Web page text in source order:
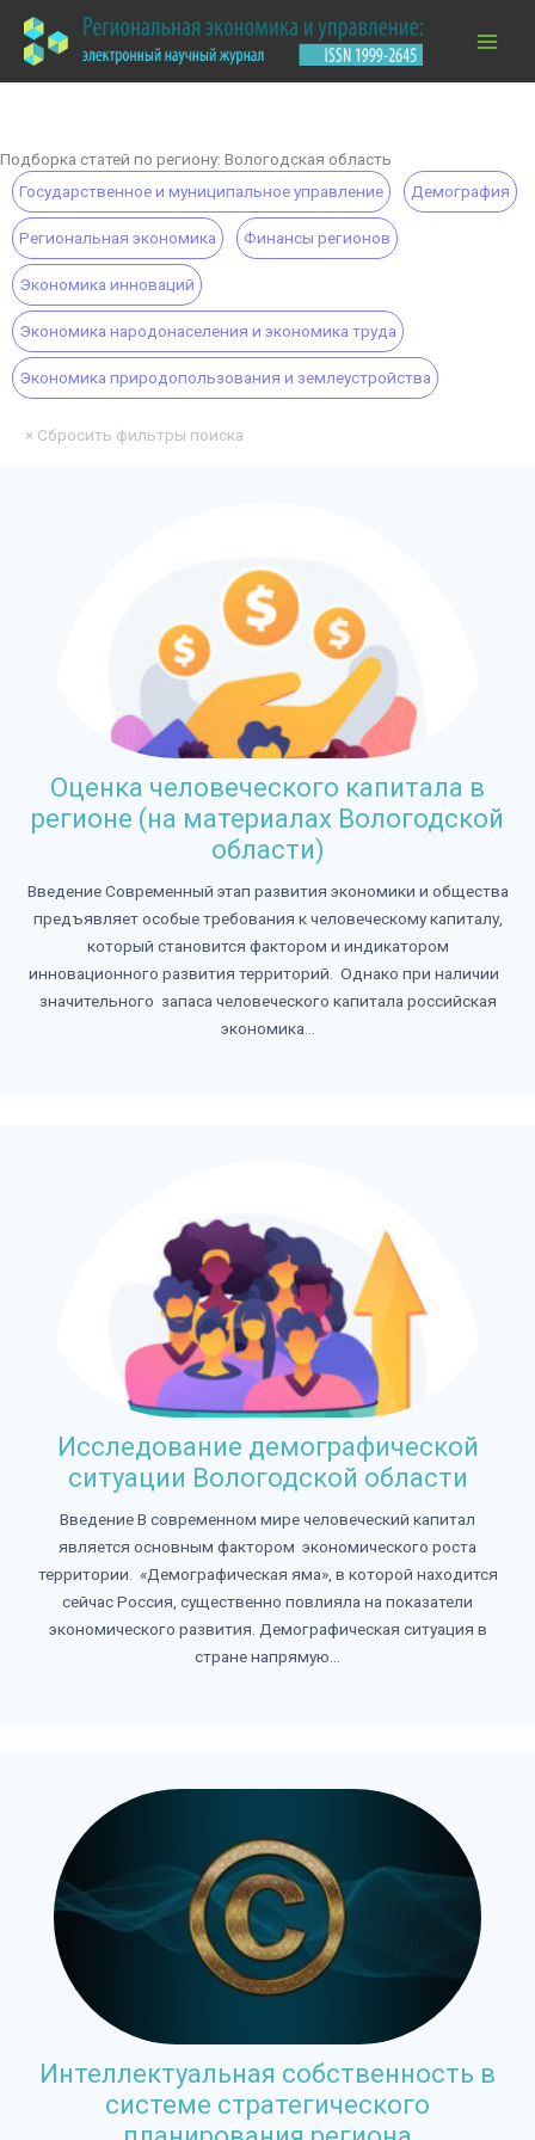
содержимому
Подборка статей по региону: Вологодская область
Государственное и муниципальное управление
Демография
Региональная экономика Финансы регионов
Экономика инноваций
Экономика народонаселения и экономика труда
Экономика природопользования и землеустройства
Оценка человеческого капитала в
регионе (на материалах Вологодской
области)
Введение Современный этап развития экономики и общества
предъявляет особые требования к человеческому капиталу,
который становится фактором и индикатором
инновационного развития территорий. Однако при наличии
значительного запаса человеческого капитала российская
экономика...
Исследование демографической
ситуации Вологодской области
Введение В современном мире человеческий капитал
является основным фактором экономического роста
территории. «Демографическая яма», в которой находится
сейчас Россия, существенно повлияла на показатели
экономического развития. Демографическая ситуация в
стране напрямую...
Интеллектуальная собственность в
системе стратегического